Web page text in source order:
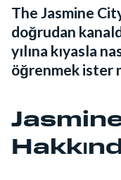
The Jasmine
doğrudan
yılına kıyasla
öğrenmek ister